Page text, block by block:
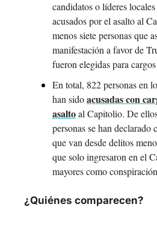
candidatos o líderes
acusados por el asalto al
menos siete personas que
manifestación a favor de
fueron elegidas para
En total, 822 personas en
han sido acusadas con
asalto al Capitolio. De
personas se han declarado
que van desde delitos
que solo ingresaron en el
mayores como
¿Quiénes comparecen?